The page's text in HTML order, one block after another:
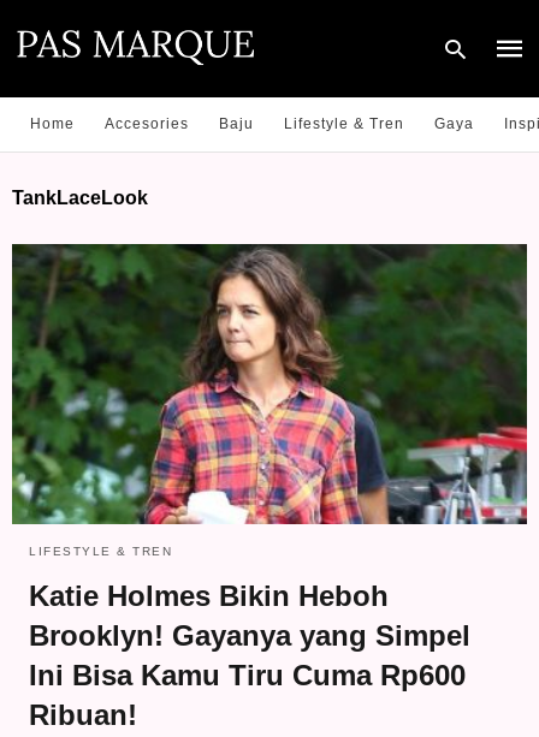
hit
Home Accesories Baju Lifestyle & Tren Gaya
TankLaceLook
LIFESTYLE & TREN
Katie Holmes Bikin Heboh
Brooklyn! Gayanya yang Simpel
Ini Bisa Kamu Tiru Cuma Rp600
Ribuan!